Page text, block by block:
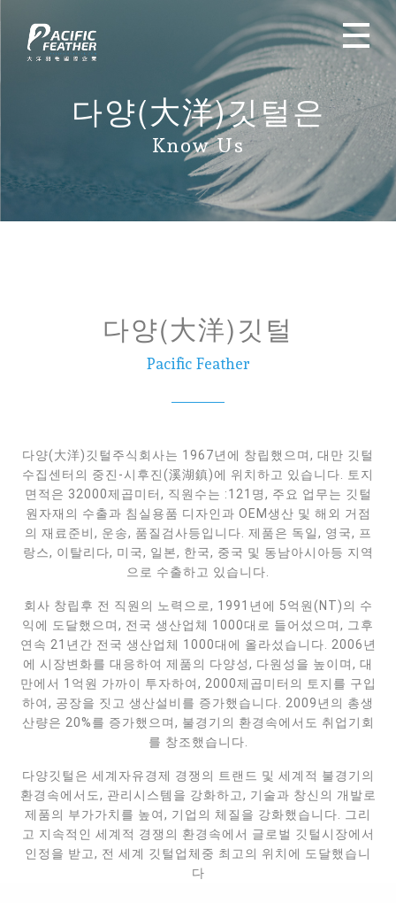
다양(大洋)깃털은
Know Us
다양(大洋)깃털
Pacific Feather
다양(大洋)깃털주식회사는 1967년에 창립했으며, 대만 깃털
수집센터의 중진-시후진(溪湖鎮)에 위치하고 있습니다. 토지
면적은 32000제곱미터, 직원수는 :121명, 주요 업무는 깃털
원자재의 수출과 침실용품 디자인과 OEM생산 및 해외 거점
의 재료준비, 운송, 품질검사등입니다. 제품은 독일, 영국, 프
랑스, 이탈리다, 미국, 일본, 한국, 중국 및 동남아시아등 지역
으로 수출하고 있습니다.
회사 창립후 전 직원의 노력으로, 1991년에 5억원(NT)의 수
익에 도달했으며, 전국 생산업체 1000대로 들어섰으며, 그후
연속 21년간 전국 생산업체 1000대에 올라섰습니다. 2006년
에 시장변화를 대응하여 제품의 다양성, 다원성을 높이며, 대
만에서 1억원 가까이 투자하여, 2000제곱미터의 토지를 구입
하여, 공장을 짓고 생산설비를 증가했습니다. 2009년의 총생
산량은 20%를 증가했으며, 불경기의 환경속에서도 취업기회
를 창조했습니다.
다양깃털은 세계자유경제 경쟁의 트랜드 및 세계적 불경기의
환경속에서도, 관리시스템을 강화하고, 기술과 창신의 개발로
제품의 부가가치를 높여, 기업의 체질을 강화했습니다. 그리
고 지속적인 세계적 경쟁의 환경속에서 글로벌 깃털시장에서
인정을 받고, 전 세계 깃털업체중 최고의 위치에 도달했습니
다